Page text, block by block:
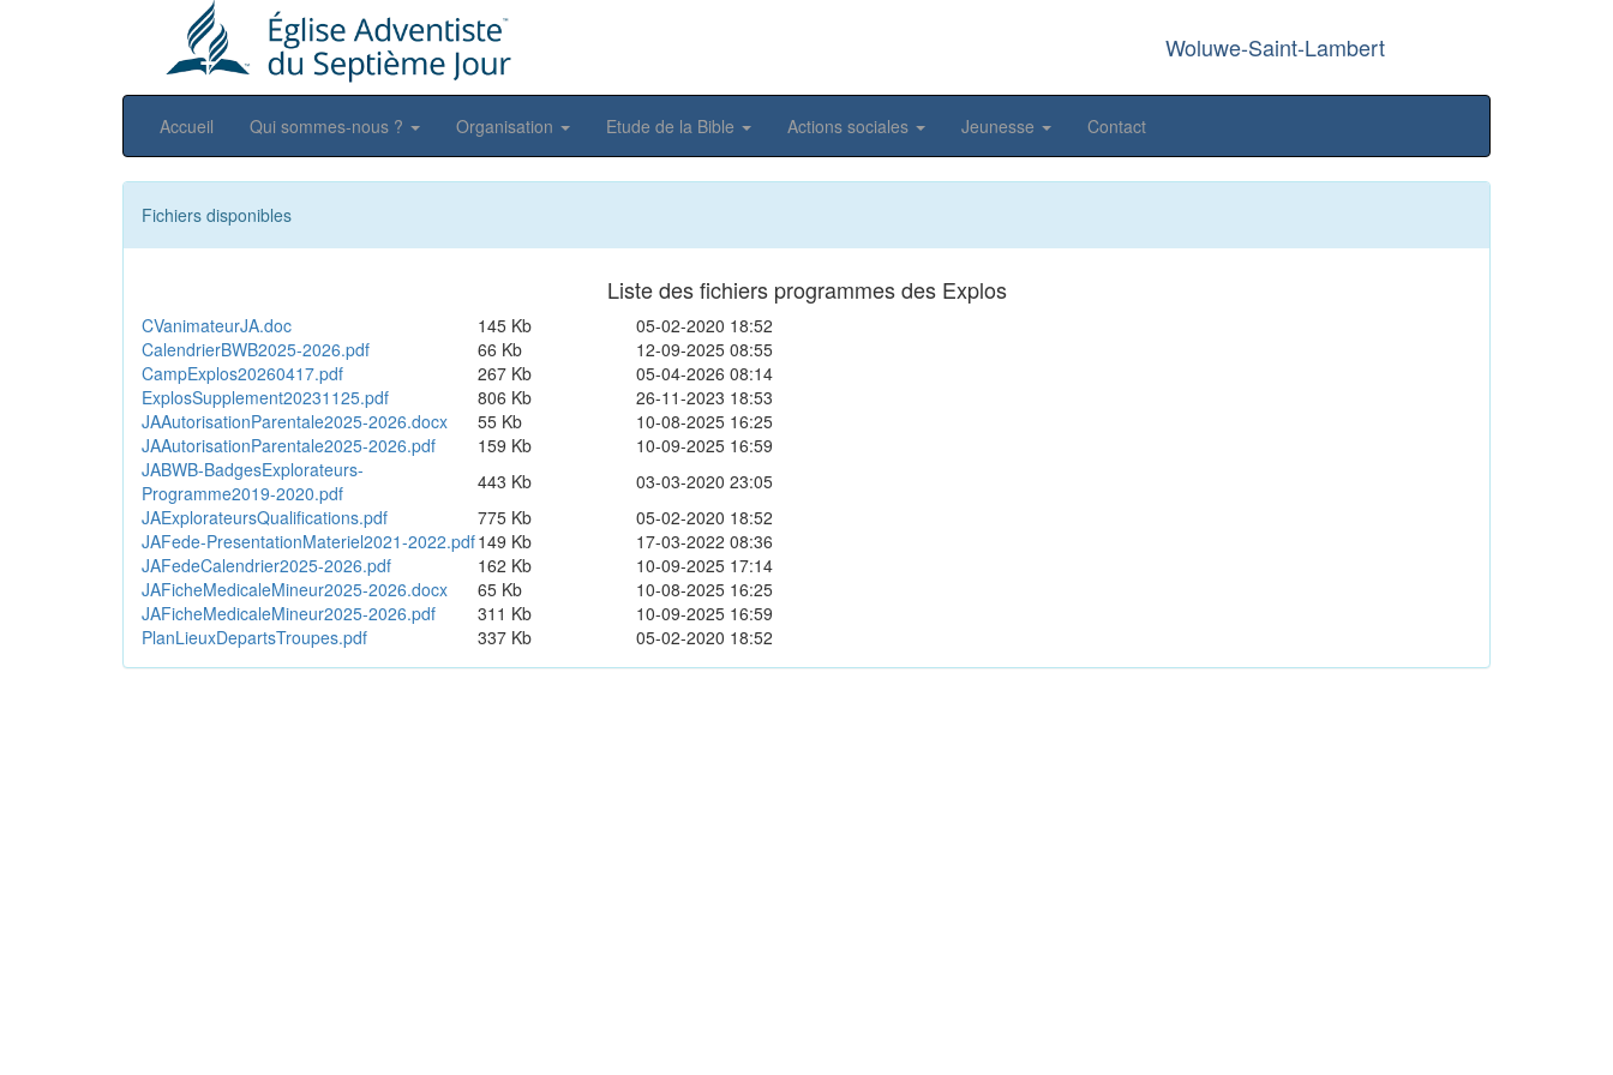
Woluwe-Saint-Lambert
Accueil Qui sommes-nous ? Organisation Etude de la Bible Actions sociales Jeunesse Contact
Fichiers disponibles
Liste des fichiers programmes des Explos
CVanimateurJA.doc 145 Kb
05-02-2020 18:52
CalendrierBWB2025-2026.pdf
66 Kb
12-09-2025 08:55
CampExplos20260417.pdf
267 Kb
05-04-2026 08:14
ExplosSupplement20231125.pdf
806 Kb
26-11-2023 18:53
JAAutorisationParentale2025-2026.docx
55 Kb
10-08-2025 16:25
JAAutorisationParentale2025-2026.pdf
159 Kb
10-09-2025 16:59
JABWB-BadgesExplorateurs-
Programme2019-2020.pdf
443 Kb
03-03-2020 23:05
JAExplorateursQualifications.pdf
775 Kb
05-02-2020 18:52
JAFede-PresentationMateriel2021-2022.pdf149 Kb
17-03-2022 08:36
JAFedeCalendrier2025-2026.pdf
162 Kb
10-09-2025 17:14
JAFicheMedicaleMineur2025-2026.docx
65 Kb
10-08-2025 16:25
JAFicheMedicaleMineur2025-2026.pdf
311 Kb
10-09-2025 16:59
PlanLieuxDepartsTroupes.pdf
337 Kb 05-02-2020 18:52